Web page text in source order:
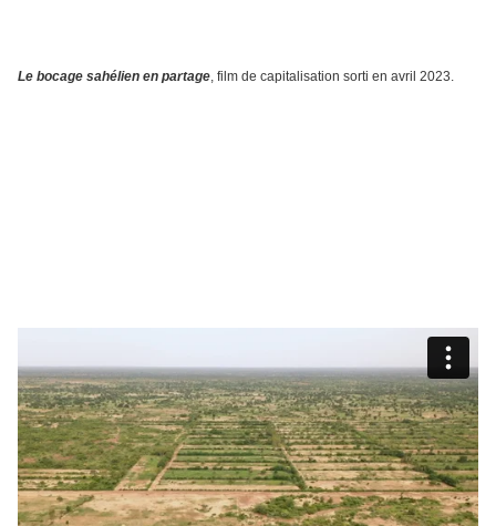
Le bocage sahélien en partage, film de capitalisation sorti en avril 2023.